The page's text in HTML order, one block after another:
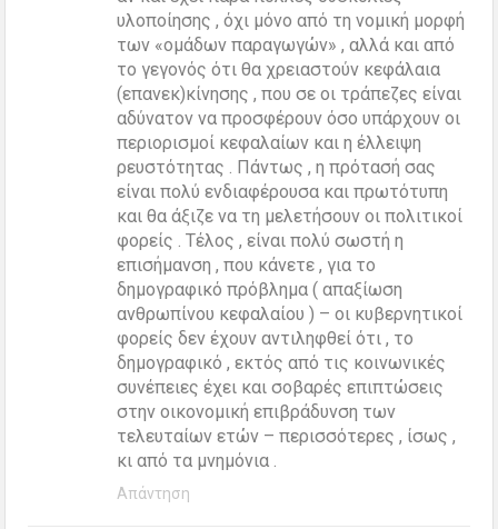
υλοποίησης , όχι μόνο από τη νομική μορφή
των «ομάδων παραγωγών» , αλλά και από
το γεγονός ότι θα χρειαστούν κεφάλαια
(επανεκ)κίνησης , που σε οι τράπεζες είναι
αδύνατον να προσφέρουν όσο υπάρχουν οι
περιορισμοί κεφαλαίων και η έλλειψη
ρευστότητας . Πάντως , η πρότασή σας
είναι πολύ ενδιαφέρουσα και πρωτότυπη
και θα άξιζε να τη μελετήσουν οι πολιτικοί
φορείς . Τέλος , είναι πολύ σωστή η
επισήμανση , που κάνετε , για το
δημογραφικό πρόβλημα ( απαξίωση
ανθρωπίνου κεφαλαίου ) – οι κυβερνητικοί
φορείς δεν έχουν αντιληφθεί ότι , το
δημογραφικό , εκτός από τις κοινωνικές
συνέπειες έχει και σοβαρές επιπτώσεις
στην οικονομική επιβράδυνση των
τελευταίων ετών – περισσότερες , ίσως ,
κι από τα μνημόνια .
Απάντηση